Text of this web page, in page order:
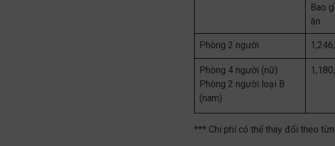
Bao
ăn
Phòng 2 người
Phòng 4 người (nữ)
Phòng 2 người loại B
(nam)
*** Chi phí có thể thay đổi theo